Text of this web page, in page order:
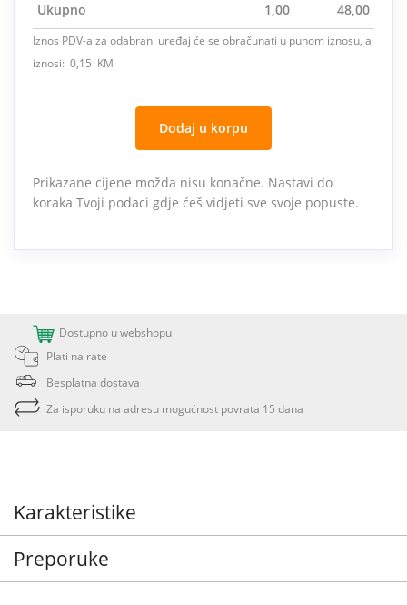
Ukupno 1,00 48,00
Iznos PDV-a za odabrani uređaj će se obračunati u punom iznosu, a
iznosi: 0,15 KM
Dodaj u korpu
Prikazane cijene možda nisu konačne. Nastavi do
koraka Tvoji podaci gdje ćeš vidjeti sve svoje popuste.
Dostupno u webshopu
Plati na rate
Besplatna dostava
Za isporuku na adresu mogućnost povrata 15 dana
Karakteristike
Preporuke